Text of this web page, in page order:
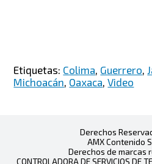
Etiquetas: Colima, Guerrero,
Michoacán, Oaxaca,Video
Derechos
AMX Contenido
Derechos de marcas
CONTROLADORA DE SERVICIOS DE